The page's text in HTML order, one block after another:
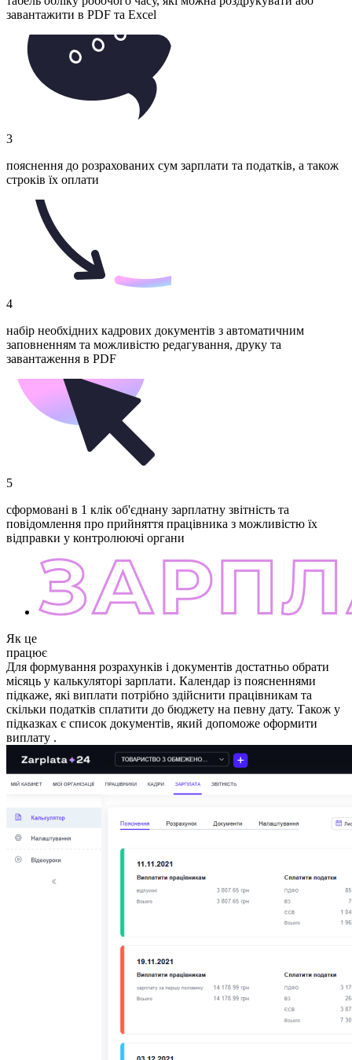
завантажити в PDF та Excel
3
пояснення до розрахованих сум зарплати та податків, а також
строків їх оплати
4
набір необхідних кадрових документів з автоматичним
заповненням та можливістю редагування, друку та
завантаження в PDF
5
сформовані в 1 клік об'єднану зарплатну звітність та
повідомлення про прийняття працівника з можливістю їх
відправки у контролюючі органи
Як це
працює
Для формування розрахунків і документів достатньо обрати
місяць у калькуляторі зарплати. Календар із поясненнями
підкаже, які виплати потрібно здійснити працівникам та
скільки податків сплатити до бюджету на певну дату. Також у
підказках є список документів, який допоможе оформити
виплату .